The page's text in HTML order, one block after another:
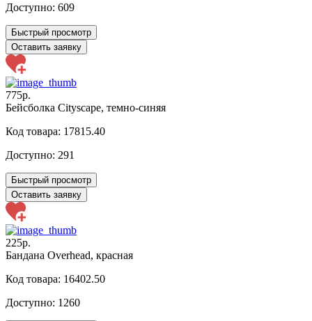
Доступно: 609
Быстрый просмотр
Оставить заявку
775р.
Бейсболка Cityscape, темно-синяя
Код товара: 17815.40
Доступно: 291
Быстрый просмотр
Оставить заявку
225р.
Бандана Overhead, красная
Код товара: 16402.50
Доступно: 1260